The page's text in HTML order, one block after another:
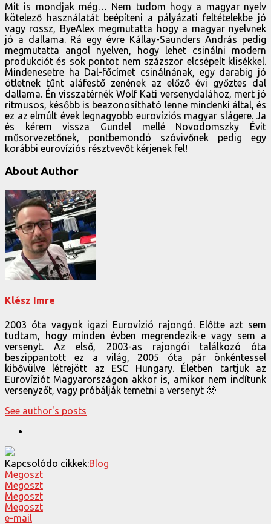
Mit is mondjak még… Nem tudom hogy a magyar nyelv
kötelező használatát beépíteni a pályázati feltételekbe jó
vagy rossz, ByeAlex megmutatta hogy a magyar nyelvnek
jó a dallama. Rá egy évre Kállay-Saunders András pedig
megmutatta angol nyelven, hogy lehet csinálni modern
produkciót és sok pontot nem százszor elcsépelt klisékkel.
Mindenesetre ha Dal-főcímet csinálnának, egy darabig jó
ötletnek tűnt aláfestő zenének az előző évi győztes dal
dallama. Én visszatérnék Wolf Kati versenydalához, mert jó
ritmusos, később is beazonosítható lenne mindenki által, és
ez az elmúlt évek legnagyobb eurovíziós magyar slágere. Ja
és kérem vissza Gundel mellé Novodomszky Évit
műsorvezetőnek, pontbemondó szóvivőnek pedig egy
korábbi eurovíziós résztvevőt kérjenek fel!
About Author
Klész Imre
2003 óta vagyok igazi Eurovízió rajongó. Előtte azt sem
tudtam, hogy minden évben megrendezik-e vagy sem a
versenyt. Az első, 2003-as rajongói találkozó óta
beszippantott ez a világ, 2005 óta pár önkéntessel
kibővülve létrejött az ESC Hungary. Életben tartjuk az
Eurovíziót Magyarországon akkor is, amikor nem indítunk
versenyzőt, vagy próbálják temetni a versenyt 🙂
See author's posts
Kapcsolódo cikkek:Blog
Megoszt
Megoszt
Megoszt
Megoszt
e-mail